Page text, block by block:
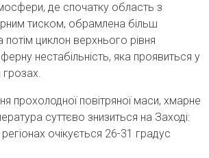
де спочатку область з
тиском, обрамлена більш
циклон верхнього рівня
нестабільність, яка проявиться у
грозах.
прохолодної повітряної маси, хмарне
суттєво знизиться на Заході:
очікується 26-31 градус